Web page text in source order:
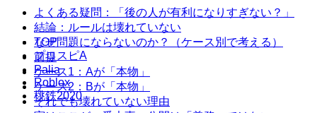
TOP
プロスピA
Palia
Roblox
桃鉄2020
よくある疑問：「後の人が有利になりすぎない？」
結論：ルールは壊れていない
なぜ問題にならないのか？（ケース別で考える）
前提
ケース1：Aが「本物」
ケース2：Bが「本物」
それでも壊れていない理由